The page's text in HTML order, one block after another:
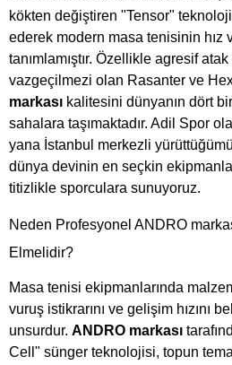
kökten değiştiren "Tensor"
ederek modern masa tenisinin hız
tanımlamıştır. Özellikle agresif atak
vazgeçilmezi olan Rasanter ve
markası kalitesini dünyanın dört
sahalara taşımaktadır. Adil Spor
yana İstanbul merkezli
dünya devinin en seçkin
titizlikle sporculara sunuyoruz.
Neden Profesyonel ANDRO
Elmelidir?
Masa tenisi ekipmanlarında
vuruş istikrarını ve gelişim hızını
unsurdur. ANDRO markası
Cell" sünger teknolojisi, topun